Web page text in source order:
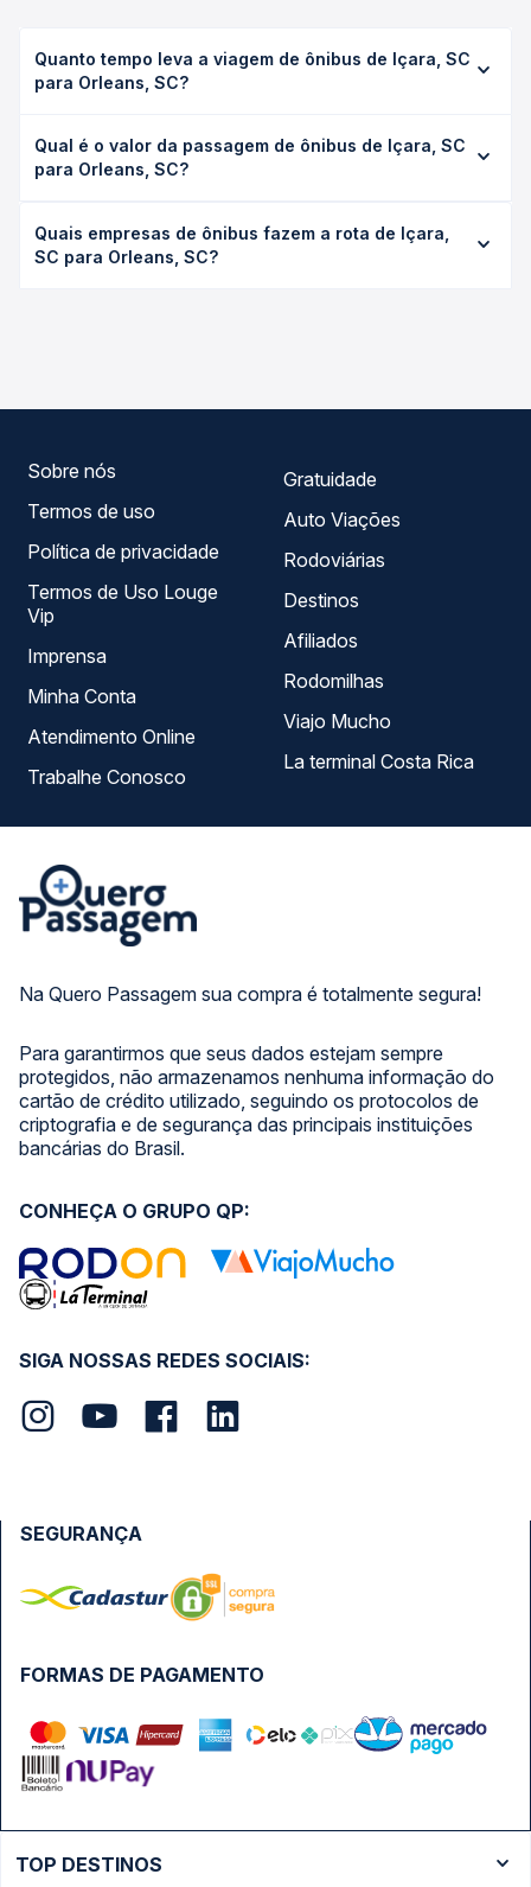
Quanto tempo leva a viagem de ônibus de Içara, SC
para Orleans, SC?
média 2h, podendo variar conforme a viação, o tipo de
serviço (convencional, executivo ou leito) e as condições
desejada.
Qual é o valor da passagem de ônibus de Içara, SC
para Orleans, SC?
Orleans, SC custa em média R$ 49,10 e varia conforme a
data da viagem, a empresa, o tipo de poltrona e a
Quais empresas de ônibus fazem a rota de Içara,
SC para Orleans, SC?
Na Quero Passagem sua compra é totalmente segura!
Para garantirmos que seus dados estejam sempre
protegidos, não armazenamos nenhuma informação do
cartão de crédito utilizado, seguindo os protocolos de
criptografia e de segurança das principais instituições
bancárias do Brasil.
Sobre nós
Termos de uso
Política de privacidade
Termos de Uso Louge
Vip
Imprensa
Minha Conta
Atendimento Online
Trabalhe Conosco
Gratuidade
Auto Viações
Rodoviárias
Destinos
Afiliados
Rodomilhas
Viajo Mucho
La terminal Costa Rica
SIGA NOSSAS REDES SOCIAIS:
CONHEÇA O GRUPO QP:
FORMAS DE PAGAMENTO
SEGURANÇA
TOP DESTINOS